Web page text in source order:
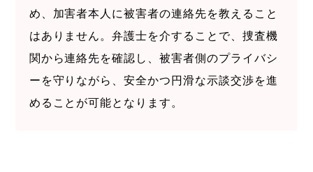
め、加害者本人に被害者の連絡先を教えること
はありません。弁護士を介することで、捜査機
関から連絡先を確認し、被害者側のプライバシ
ーを守りながら、安全かつ円滑な示談交渉を進
めることが可能となります。